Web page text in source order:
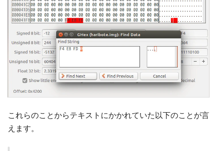
これらのことからテキストにかかれていた以下のことが言
えます。